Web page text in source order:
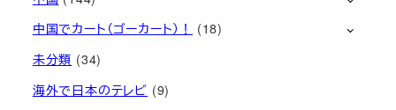
中国でカート（ゴーカート）！
(18)
未分類 (34)
海外で日本のテレビ (9)